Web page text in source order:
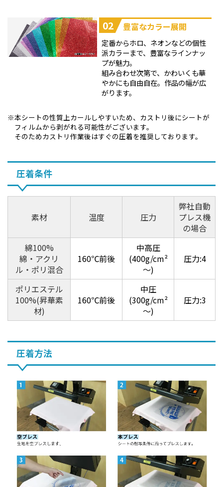
02 豊富なカラー展開
定番からホロ、ネオンなどの個性
派カラーまで、豊富なラインナッ
プが魅力。
組み合わせ次第で、かわいくも華
やかにも自由自在。作品の幅が広
がります。
本シートの性質上カールしやすいため、カストリ後にシートが
フィルムから剥がれる可能性がございます。
そのためカストリ作業後はすぐの圧着を推奨しております。
圧着条件
素材 温度 圧力
弊社自動
プレス機
の場合
綿100%
綿・アクリ
ル・ポリ混合
160℃前後
中高圧
(400g/cm²
～)
圧力:4
ポリエステル
100%(昇華素
材)
160℃前後
中圧
(300g/cm²
～)
圧力:3
圧着方法